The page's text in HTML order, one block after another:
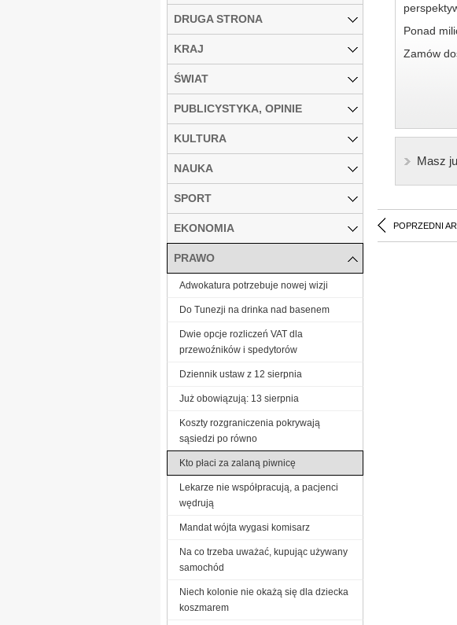
Ponad
Zamów
Masz
POPRZEDNI
DRUGA STRONA
KRAJ
ŚWIAT
PUBLICYSTYKA, OPINIE
KULTURA
NAUKA
SPORT
EKONOMIA
PRAWO
Adwokatura potrzebuje nowej wizji
Do Tunezji na drinka nad basenem
Dwie opcje rozliczeń VAT dla
przewoźników i spedytorów
Dziennik ustaw z 12 sierpnia
Już obowiązują: 13 sierpnia
Koszty rozgraniczenia pokrywają
sąsiedzi po równo
Kto płaci za zalaną piwnicę
Lekarze nie współpracują, a pacjenci
wędrują
Mandat wójta wygasi komisarz
Na co trzeba uważać, kupując używany
samochód
Niech kolonie nie okażą się dla dziecka
koszmarem